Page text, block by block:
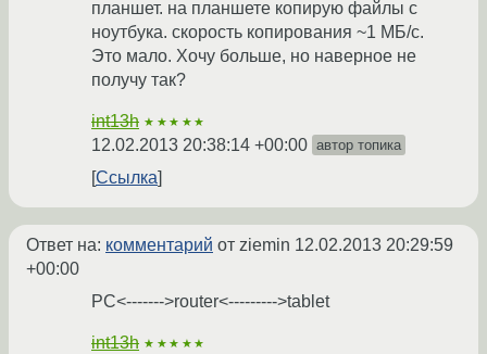
планшет. на планшете копирую файлы с
ноутбука. скорость копирования ~1 МБ/с.
Это мало. Хочу больше, но наверное не
получу так?
int13h ★★★★★
12.02.2013 20:38:14 +00:00 автор топика
Ссылка
Ответ на: комментарий от ziemin 12.02.2013 20:29:59
+00:00
PC<------->router<--------->tablet
int13h ★★★★★